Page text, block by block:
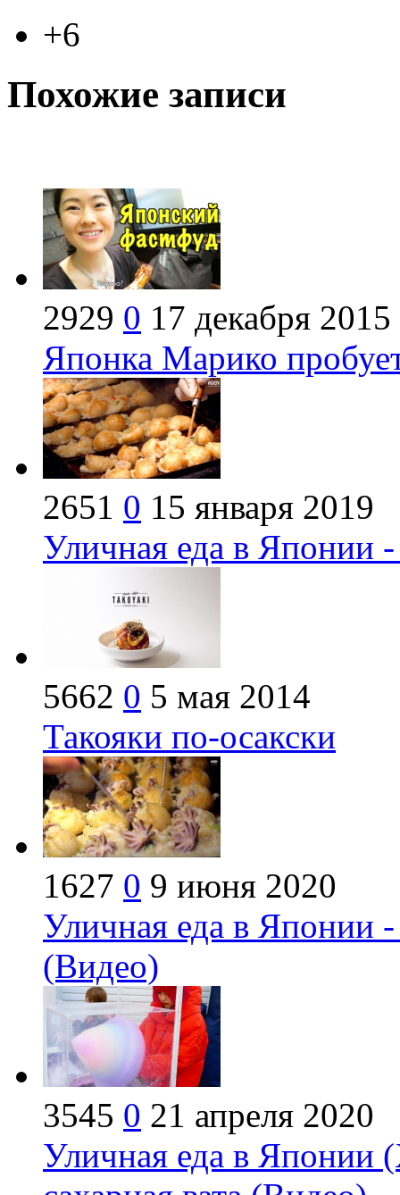
+6
Похожие записи
2929 0 17 декабря 2015
Японка Марико
2651 0 15 января 2019
Уличная еда в Японии
5662 0 5 мая 2014
Такояки по-осакски
1627 0 9 июня 2020
Уличная еда в Японии
(Видео)
3545 0 21 апреля 2020
Уличная еда в Японии